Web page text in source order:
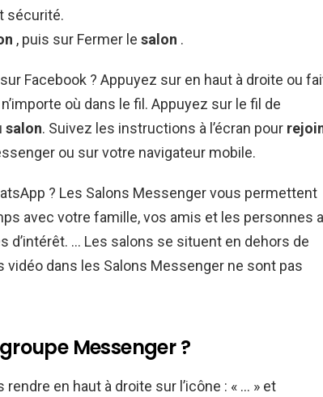
sécurité.
, puis sur Fermer le salon .
Facebook ? Appuyez sur en haut à droite ou
où dans le fil. Appuyez sur le fil de
salon. Suivez les instructions à l’écran pour
ou sur votre navigateur mobile.
? Les Salons Messenger vous permettent
avec votre famille, vos amis et les personnes
d’intérêt. … Les salons se situent en dehors de
vidéo dans les Salons Messenger ne sont pas
Messenger ?
en haut à droite sur l’icône : « … » et